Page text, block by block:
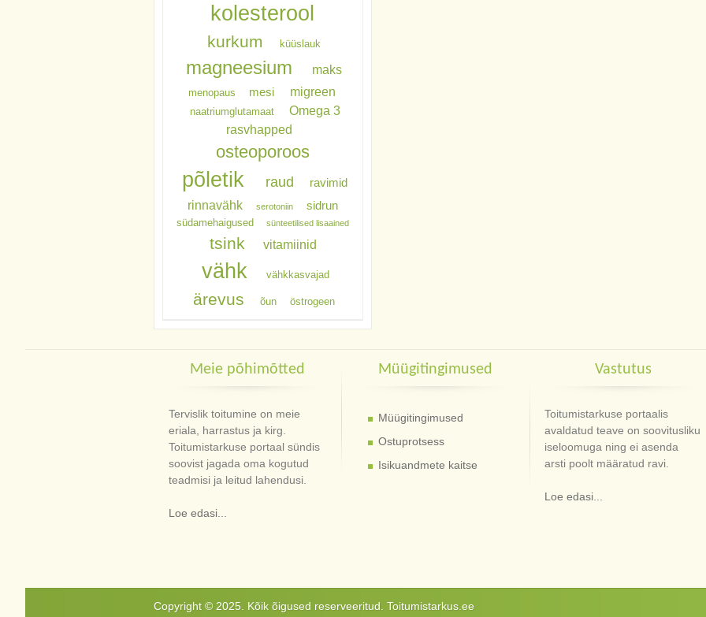
kolesterool
kurkum küüslauk
magneesium maks
menopaus mesi migreen
naatriumglutamaat
Omega 3
rasvhapped
osteoporoos
põletik raud ravimid
rinnavähk serotoniin sidrun
südamehaigused sünteetilised lisaained
tsink vitamiinid
vähk vähkkasvajad
ärevus õun östrogeen
Meie põhimõtted
Tervislik toitumine on meie
eriala, harrastus ja kirg.
Toitumistarkuse portaal sündis
soovist jagada oma kogutud
teadmisi ja leitud lahendusi.
Loe edasi...
Müügitingimused
Müügitingimused
Ostuprotsess
Isikuandmete kaitse
Vastutus
Toitumistarkuse portaalis
avaldatud teave on soovitusliku
iseloomuga ning ei asenda
arsti poolt määratud ravi.
Loe edasi...
Copyright © 2025. Kõik õigused reserveeritud. Toitumistarkus.ee